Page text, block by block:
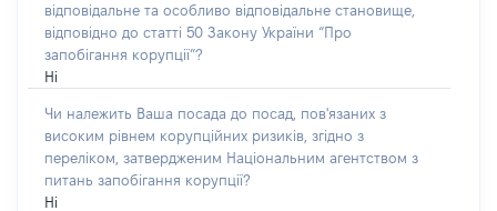
відповідальне та особливо відповідальне становище,
відповідно до статті 50 Закону України “Про
запобігання корупції”?
Ні
Чи належить Ваша посада до посад, пов'язаних з
високим рівнем корупційних ризиків, згідно з
переліком, затвердженим Національним агентством з
питань запобігання корупції?
Ні